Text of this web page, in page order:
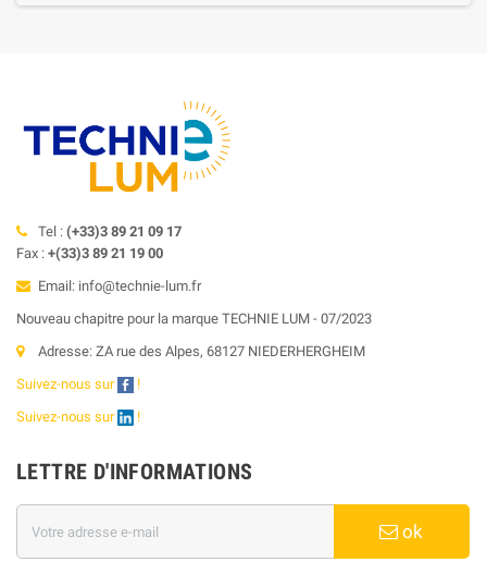
Tel : (+33)3 89 21 09 17
Fax : +(33)3 89 21 19 00
Email: info@technie-lum.fr
Nouveau chapitre pour la marque TECHNIE LUM - 07/2023
Adresse: ZA rue des Alpes, 68127 NIEDERHERGHEIM
Suivez-nous sur
!
Suivez-nous sur
!
LETTRE D'INFORMATIONS
ok